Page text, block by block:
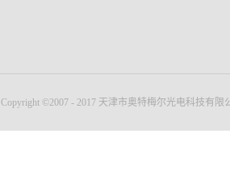
Copyright ©2007 - 2017 天津市奥特梅尔光电科技有限